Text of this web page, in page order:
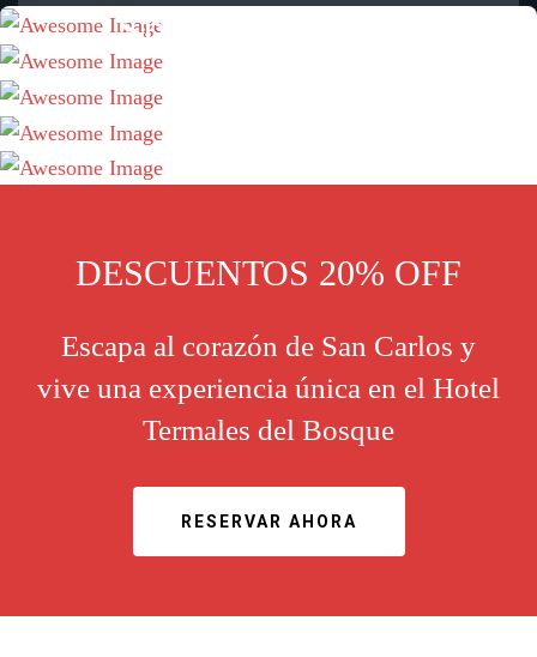
Spa & Wellness
Actividades
DESCUENTOS 20% OFF
Escapa al corazón de San Carlos y
vive una experiencia única en el Hotel
Termales del Bosque
RESERVAR AHORA